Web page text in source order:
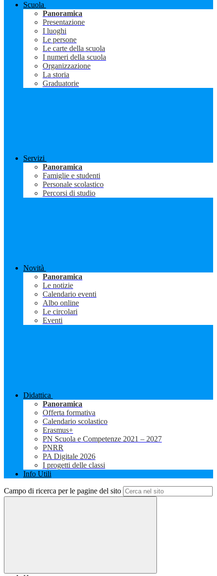
Scuola
Panoramica
Presentazione
I luoghi
Le persone
Le carte della scuola
I numeri della scuola
Organizzazione
La storia
Graduatorie
Servizi
Panoramica
Famiglie e studenti
Personale scolastico
Percorsi di studio
Novità
Panoramica
Le notizie
Calendario eventi
Albo online
Le circolari
Eventi
Didattica
Panoramica
Offerta formativa
Calendario scolastico
Erasmus+
PN Scuola e Competenze 2021 – 2027
PNRR
PA Digitale 2026
I progetti delle classi
Info Utili
Campo di ricerca per le pagine del sito